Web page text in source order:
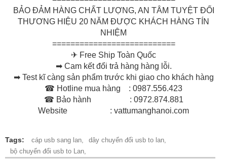
BẢO ĐẢM HÀNG CHẤT LƯỢNG, AN TÂM TUYỆT ĐỐI
THƯƠNG HIỆU 20 NĂM ĐƯỢC KHÁCH HÀNG TÍN
NHIỆM
===========================
✈ Free Ship Toàn Quốc
➡ Cam kết đổi trả hàng hàng lỗi.
➡ Test kĩ càng sản phẩm trước khi giao cho khách hàng
☎ Hotline mua hàng : 0987.556.423
☎ Bảo hành : 0972.874.881
Website : vattumanghanoi.com
Tags: cáp usb sang lan,
dây chuyển đổi usb to lan,
bộ chuyển đổi usb to Lan,